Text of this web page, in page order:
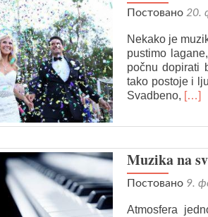
Постовано 20.
Nekako je
pustimo
počnu dopirati
tako postoje i
Svadbeno, Read
bend
[…]
Muzika na
Постовано 9.
Atmosfera